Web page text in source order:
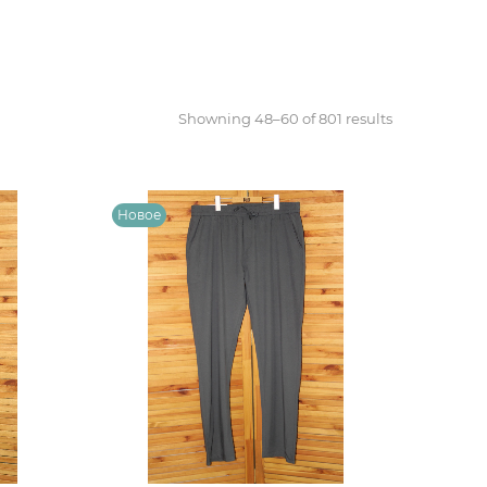
Showning 48–60 of 801 results